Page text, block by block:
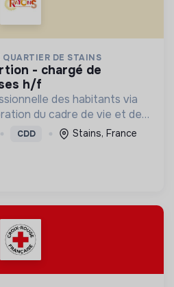
DE STAINS
h/f
des habitants via
du cadre de vie et des
et écologique sur la ville de
(Paris nord)
CDD
Stains, France